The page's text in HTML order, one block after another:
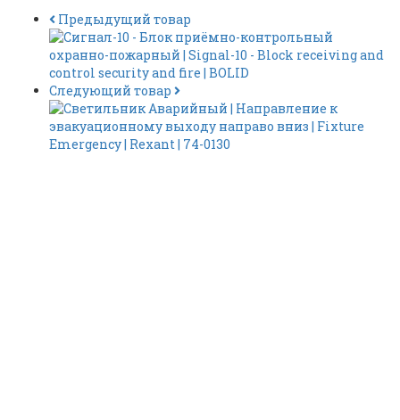
Предыдущий товар
Следующий товар